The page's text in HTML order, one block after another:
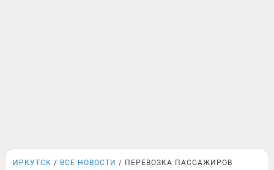
ИРКУТСК ВСЕ НОВОСТИ ПЕРЕВОЗКА ПАССАЖИРОВ